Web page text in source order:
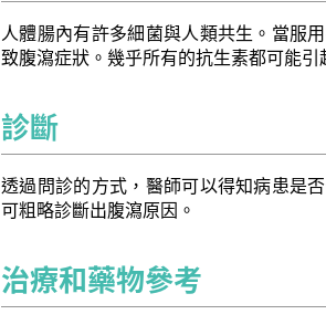
人體腸內有許多細菌與人類共生。當服
致腹瀉症狀。幾乎所有的抗生素都可能
診斷
透過問診的方式，醫師可以得知病患是
可粗略診斷出腹瀉原因。
治療和藥物參考